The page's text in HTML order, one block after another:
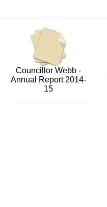
Councillor Webb -
Annual Report 2014-
15